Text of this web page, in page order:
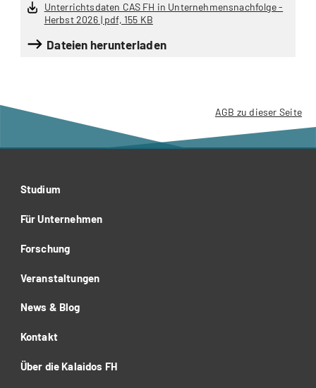
Unterrichtsdaten CAS FH in Unternehmensnachfolge -
Herbst 2026 | pdf, 155 KB
Dateien herunterladen
AGB zu dieser Seite
Studium
Für Unternehmen
Forschung
Veranstaltungen
News & Blog
Kontakt
Über die Kalaidos FH